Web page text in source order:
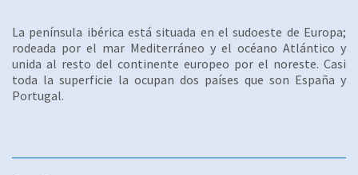
La península ibérica está situada en el sudoeste de Europa;
rodeada por el mar Mediterráneo y el océano Atlántico y
unida al resto del continente europeo por el noreste. Casi
toda la superficie la ocupan dos países que son España y
Portugal.